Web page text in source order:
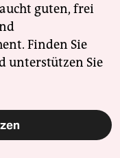
guten, frei
Finden Sie
unterstützen Sie